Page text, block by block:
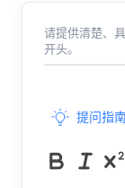
请提供清楚、
开头。
提问指